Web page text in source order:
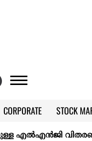
CORPORATE
STOCK
വിതരണം